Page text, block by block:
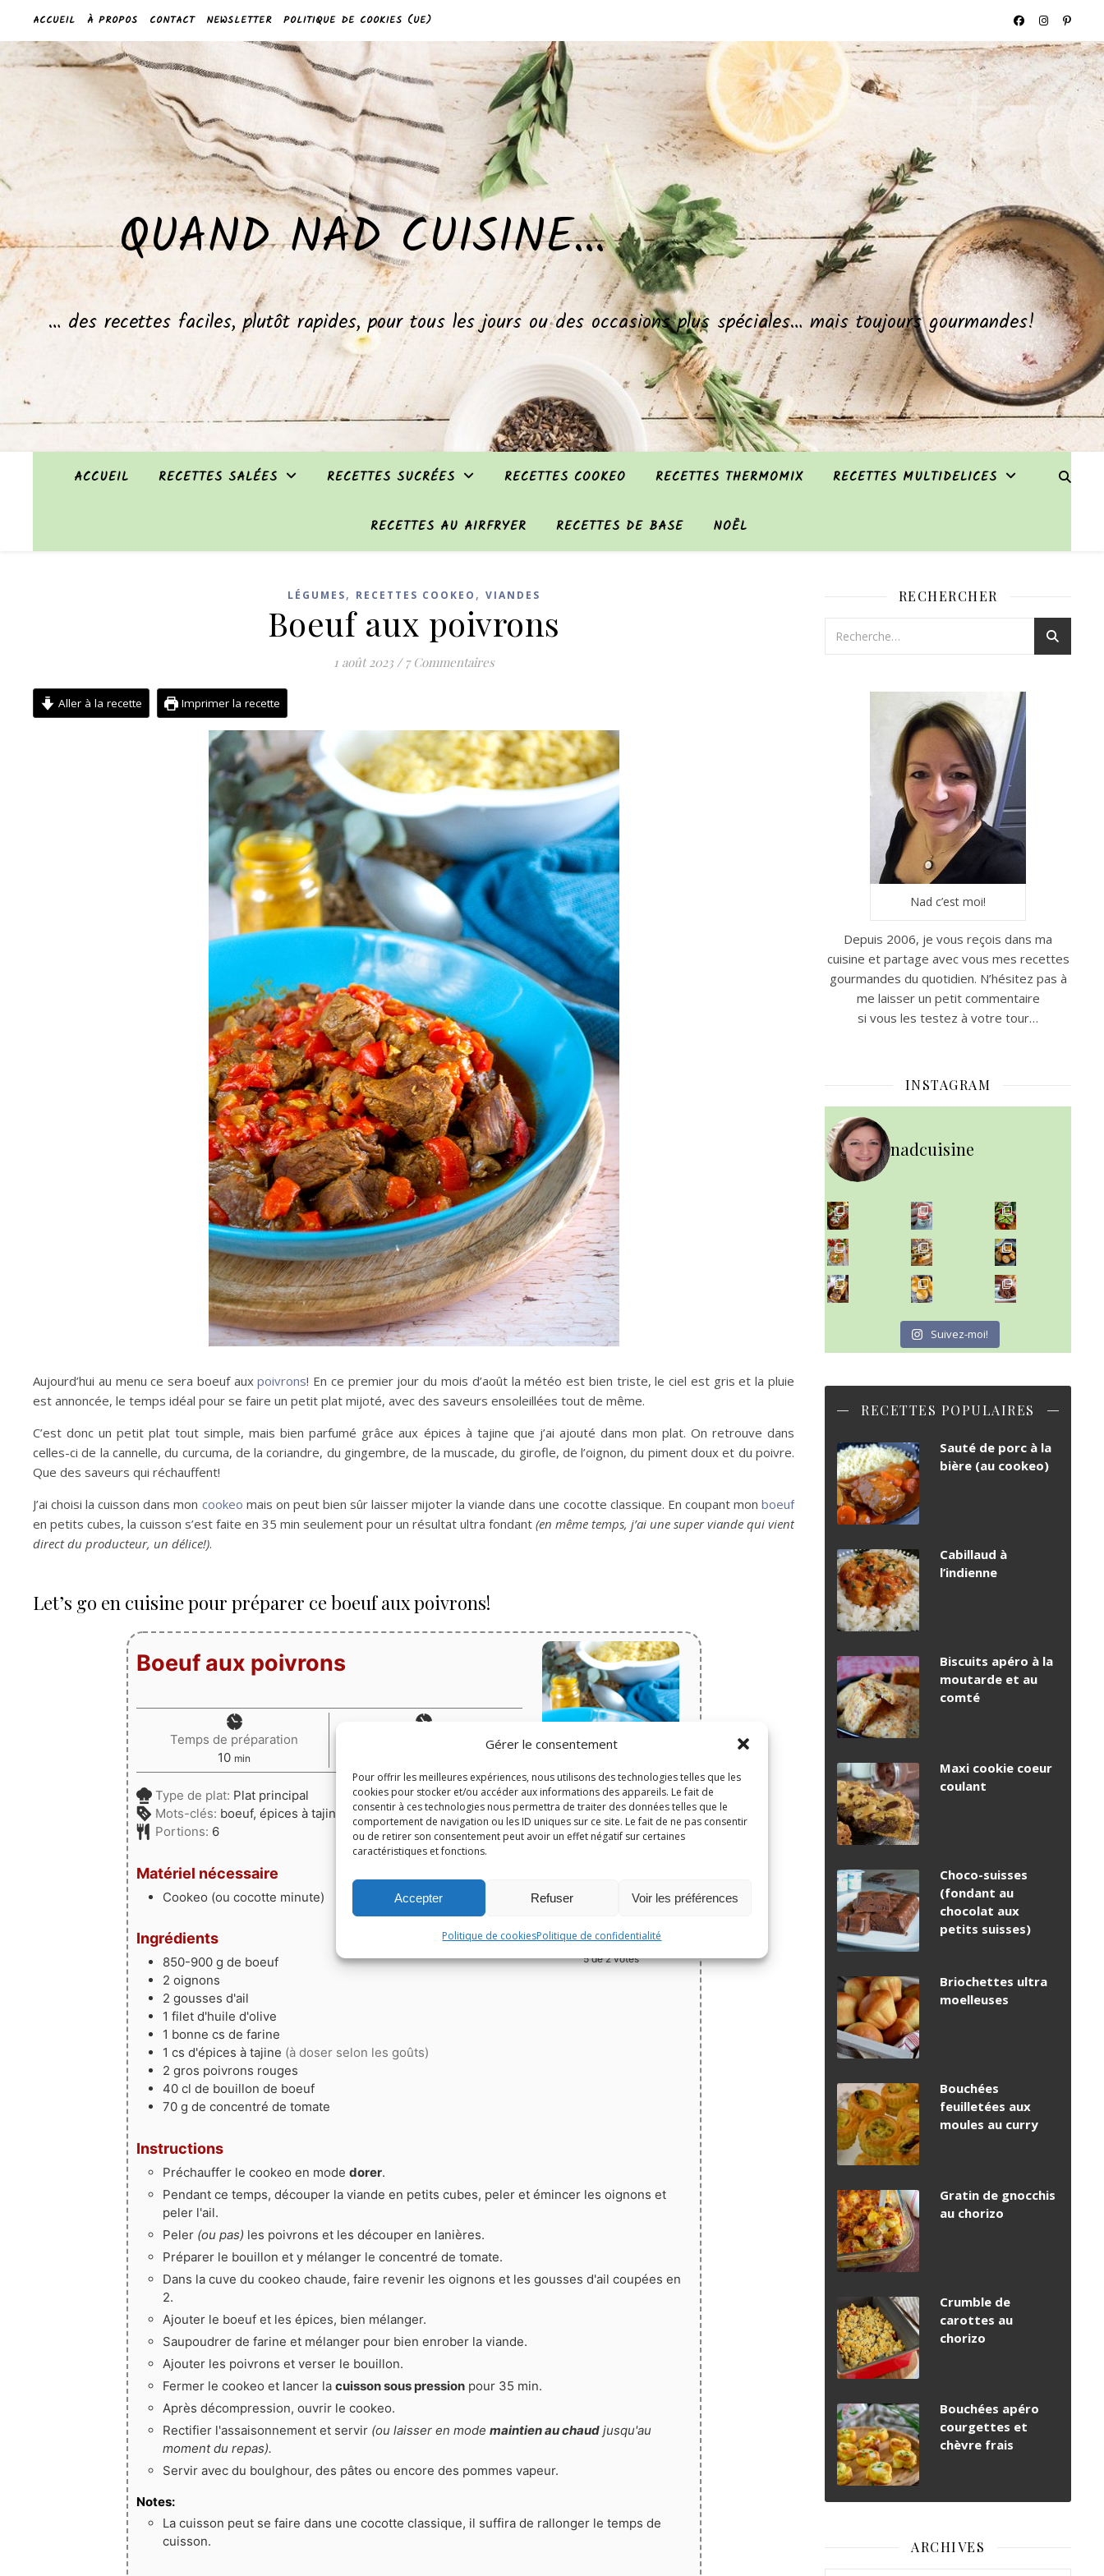
Gérer le consentement
Pour offrir les meilleures expériences, nous utilisons des technologies telles que les
cookies pour stocker et/ou accéder aux informations des appareils. Le fait de
consentir à ces technologies nous permettra de traiter des données telles que le
comportement de navigation ou les ID uniques sur ce site. Le fait de ne pas consentir
ou de retirer son consentement peut avoir un effet négatif sur certaines
caractéristiques et fonctions.
Accepter Refuser Voir les préférences
Politique de cookiesPolitique de confidentialité
ACCUEIL À PROPOS CONTACT NEWSLETTER POLITIQUE DE COOKIES (UE)
QUAND NAD CUISINE…
… des recettes faciles, plutôt rapides, pour tous les jours ou des occasions plus spéciales… mais toujours gourmandes!
ACCUEIL RECETTES SALÉES RECETTES SUCRÉES RECETTES COOKEO RECETTES THERMOMIX RECETTES MULTIDELICES
RECETTES AU AIRFRYER RECETTES DE BASE NOËL
LÉGUMES, RECETTES COOKEO , VIANDES
Boeuf aux poivrons
1 août 2023 / 7 Commentaires
Aller à la recette Imprimer la recette
Aujourd’hui au menu ce sera boeuf auxpoivrons! En ce premier jour du mois d’août la météo est bien triste, le ciel est gris et la pluie
est annoncée, le temps idéal pour se faire un petit plat mijoté, avec des saveurs ensoleillées tout de même.
C’est donc un petit plat tout simple, mais bien parfumé grâce aux épices à tajine que j’ai ajouté dans mon plat. On retrouve dans
celles-ci de la cannelle, du curcuma, de la coriandre, du gingembre, de la muscade, du girofle, de l’oignon, du piment doux et du poivre.
Que des saveurs qui réchauffent!
J’ai choisi la cuisson dans mon cookeo mais on peut bien sûr laisser mijoter la viande dans une cocotte classique. En coupant monboeuf
en petits cubes, la cuisson s’est faite en 35 min seulement pour un résultat ultra fondant (en même temps, j’ai une super viande qui vient
direct du producteur, un délice!).
Let’s go en cuisine pour préparer ce boeuf aux poivrons!
5de2votes
Boeuf aux poivrons
Temps de préparation
10minutes
min
Type de plat: Plat principal
Mots-clés: boeuf, épices à tajine, oignons, poivrons rouges
Portions: 6
Matériel nécessaire
Cookeo (ou cocotte minute)
Ingrédients
850-900 g de boeuf
2 oignons
2 gousses d'ail
1 filet d'huile d'olive
1 bonne cs de farine
1 cs d'épices à tajine (à doser selon les goûts)
2 gros poivrons rouges
40 cl de bouillon de boeuf
70 g de concentré de tomate
Instructions
Préchauffer le cookeo en mode dorer.
Pendant ce temps, découper la viande en petits cubes, peler et émincer les oignons et
peler l'ail.
Peler(ou pas) les poivrons et les découper en lanières.
Préparer le bouillon et y mélanger le concentré de tomate.
Dans la cuve du cookeo chaude, faire revenir les oignons et les gousses d'ail coupées en
2.
Ajouter le boeuf et les épices, bien mélanger.
Saupoudrer de farine et mélanger pour bien enrober la viande.
Ajouter les poivrons et verser le bouillon.
Fermer le cookeo et lancer la cuisson sous pressionpour 35 min.
Après décompression, ouvrir le cookeo.
Rectifier l'assaisonnement et servir (ou laisser en mode maintien au chaudjusqu'au
moment du repas).
Servir avec du boulghour, des pâtes ou encore des pommes vapeur.
Notes:
La cuisson peut se faire dans une cocotte classique, il suffira de rallonger le temps de
cuisson.
RECHERCHER
Nad c’est moi!
Depuis 2006, je vous reçois dans ma
cuisine et partage avec vous mes recettes
gourmandes du quotidien. N’hésitez pas à
me laisser un petit commentaire
si vous les testez à votre tour…
INSTAGRAM
nadcuisine
~ NICE CREAM À LA FRAISE ~
Presque un mois que
~ SALADE DE PÂTES AUX DEUX TOMATES THON ET BURRA
~ FINANCIERS MYRTILLES ET CITRON ~
Aujourd'hu
~ BUNS MAISON ~
Un peu de boulange par ici au
~ GÂTEAU FONDANT CHOCO NOISETTE ~
C'est lundi
Suivez-moi!
RECETTES POPULAIRES
Sauté de porc à la
bière (au cookeo)
Cabillaud à
l’indienne
Biscuits apéro à la
moutarde et au
comté
Maxi cookie coeur
coulant
Choco-suisses
(fondant au
chocolat aux
petits suisses)
Briochettes ultra
moelleuses
Bouchées
feuilletées aux
moules au curry
Gratin de gnocchis
au chorizo
Crumble de
carottes au
chorizo
Bouchées apéro
courgettes et
chèvre frais
ARCHIVES